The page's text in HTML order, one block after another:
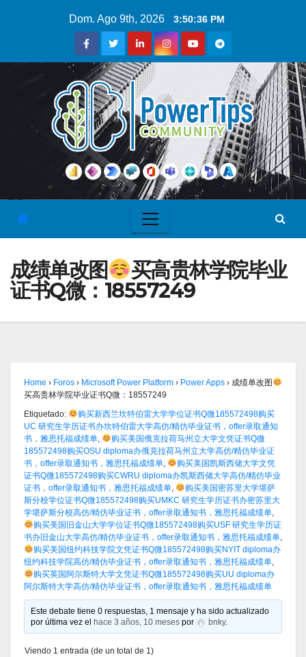
Dom. Ago 9th, 2026 3:50:37 PM
成绩单改图
买高贵林学院毕业
证书Q微：18557249
Home › Foros › Microsoft Power Platform › Power Apps › 成绩单改图
买高贵林学院毕业证书Q微：18557249
Etiquetado:
购买新西兰坎特伯雷大学学位证书Q微185572498购买
UC 研究生学历证书办坎特伯雷大学高仿/精仿毕业证书，offer录取通知
书，雅思托福成绩单,
购买美国俄克拉荷马州立大学文凭证书Q微
185572498购买OSU diploma办俄克拉荷马州立大学高仿/精仿毕业证
书，offer录取通知书，雅思托福成绩单,
购买美国凯斯西储大学文凭
证书Q微185572498购买CWRU diploma办凯斯西储大学高仿/精仿毕业
证书，offer录取通知书，雅思托福成绩单,
购买美国密苏里大学堪萨
斯分校学位证书Q微185572498购买UMKC 研究生学历证书办密苏里大
学堪萨斯分校高仿/精仿毕业证书，offer录取通知书，雅思托福成绩单,
购买美国旧金山大学学位证书Q微185572498购买USF 研究生学历证
书办旧金山大学高仿/精仿毕业证书，offer录取通知书，雅思托福成绩单,
购买美国纽约科技学院文凭证书Q微185572498购买NYIT diploma办
纽约科技学院高仿/精仿毕业证书，offer录取通知书，雅思托福成绩单,
购买英国阿尔斯特大学文凭证书Q微185572498购买UU diploma办
阿尔斯特大学高仿/精仿毕业证书，offer录取通知书，雅思托福成绩单
Este debate tiene 0 respuestas, 1 mensaje y ha sido actualizado
por última vez el
hace 3 años, 10 meses por bnky.
Viendo 1 entrada (de un total de 1)